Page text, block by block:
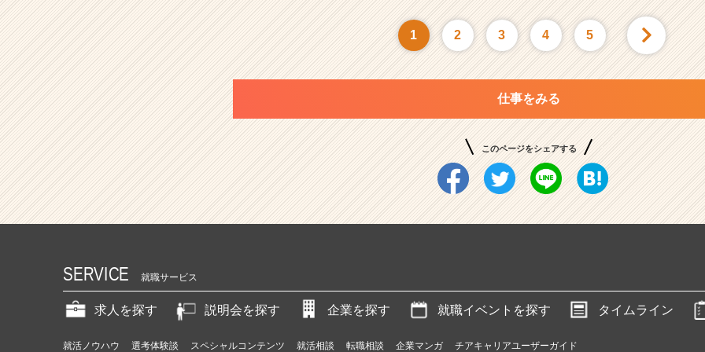
1 2 3 4 5
仕事をみる
このページをシェアする
SERVICE 就職サービス
求人を探す 説明会を探す 企業を探す 就職イベントを探す タイムライン
就活ノウハウ 選考体験談 スペシャルコンテンツ 就活相談 転職相談 企業マンガ チアキャリアユーザーガイド